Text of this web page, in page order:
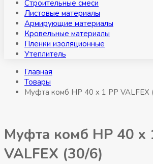
Строительные смеси
Листовые материалы
Армирующие материалы
Кровельные материалы
Пленки изоляционные
Утеплитель
Главная
Товары
Муфта комб НР 40 x 1 РР VALFEX
Муфта комб НР 40 x
VALFEX (30/6)